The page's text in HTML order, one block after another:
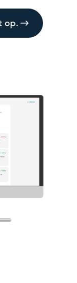
op.